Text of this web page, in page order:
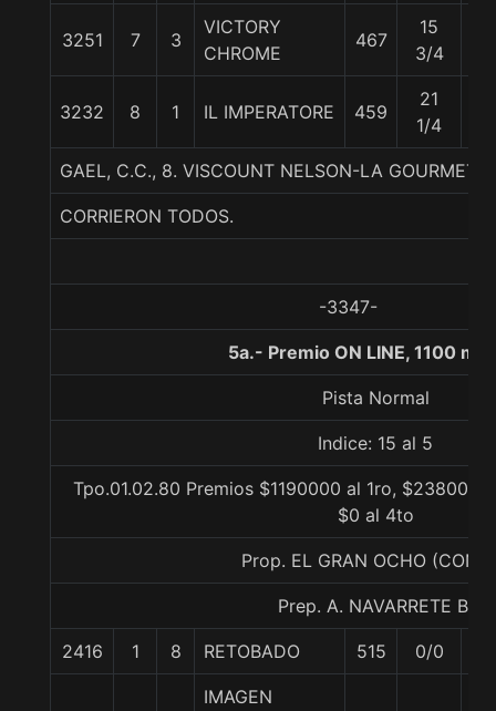
3251 7 3
VICTORY
CHROME
467
15
3/4
3232 8 1 IL IMPERATORE 459
21
1/4
GAEL, C.C., 8. VISCOUNT NELSON-LA GOURMET-
CORRIERON TODOS.
-3347-
5a.- Premio ON LINE, 1100
Pista Normal
Indice: 15 al 5
Tpo.01.02.80 Premios $1190000 al 1ro, $238000
$0 al 4to
Prop. EL GRAN OCHO
Prep. A. NAVARRETE B.
2416 1 8 RETOBADO 515 0/0
IMAGEN